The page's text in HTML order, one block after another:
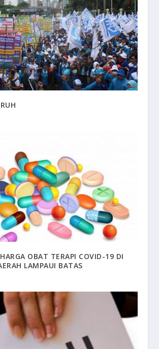
OBAT TERAPI COVID-19 DI
LAMPAUI BATAS